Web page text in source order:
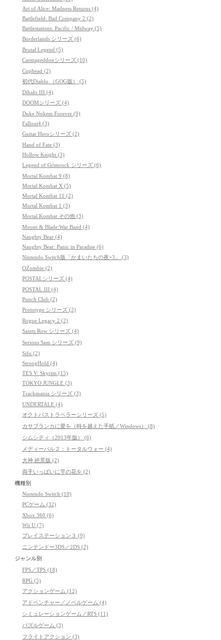
Art of Alice: Madness Returns (4)
Battlefield: Bad Company 2 (2)
Battlestations: Pacific / Midway (5)
Borderlands シリーズ (6)
Brutal Legend (5)
Carmageddonシリーズ (10)
Cuphead (2)
初代Diablo （GOG版） (5)
Dibalo III (4)
DOOMシリーズ (4)
Duke Nukem Forever (9)
Fallout4 (3)
Guitar Heroシリーズ (2)
Hand of Fate (3)
Hollow Knight (3)
Legend of Grimrock シリーズ (6)
Mortal Kombat 9 (8)
Mortal Kombat X (5)
Mortal Kombat 11 (2)
Mortal Kombat 1 (3)
Mortal Kombat その他 (3)
Mount & Blade:War Band (4)
Naughty Bear (4)
Naughty Bear: Panic in Paradise (6)
Nintendo Switch版「かまいたちの夜×3」 (3)
OZombie (2)
POSTALシリーズ (4)
POSTAL III (4)
Punch Club (2)
Prototype シリーズ (2)
Rogue Legacy 2 (2)
Saints Row シリーズ (4)
Serious Sam シリーズ (9)
Sifu (2)
StrongHold (4)
TES V: Skyrim (15)
TOKYO JUNGLE (3)
Trackmania シリーズ (3)
UNDERTALE (4)
オクトパストラベラーシリーズ (5)
カサブランカに愛を（時を越えた手紙／Windows） (8)
シムシティ（2013年版） (6)
メディーバル２：トータルウォー (4)
大神 絶景版 (2)
両手いっぱいに芋の花を (2)
機種別
Nintendo Switch (10)
PCゲーム (32)
Xbox 360 (6)
Wii U (7)
プレイステーション３ (9)
ニンテンドー3DS／2DS (2)
ジャンル別
FPS／TPS (18)
RPG (5)
アクションゲーム (12)
アドベンチャー／ノベルゲーム (4)
シミュレーションゲーム／RTS (11)
パズルゲーム (3)
フライトアクション (3)